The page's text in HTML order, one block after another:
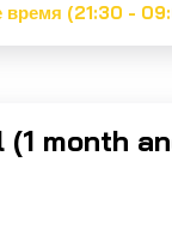
время (21:30 -
month